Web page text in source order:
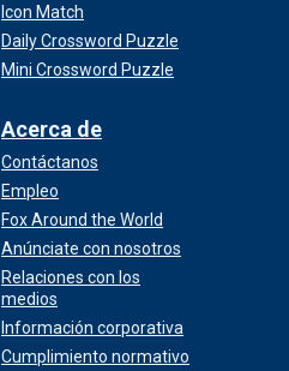
Icon Match
Daily Crossword Puzzle
Mini Crossword Puzzle
Acerca de
Contáctanos
Empleo
Fox Around the World
Anúnciate con nosotros
Relaciones con los
medios
Información corporativa
Cumplimiento normativo